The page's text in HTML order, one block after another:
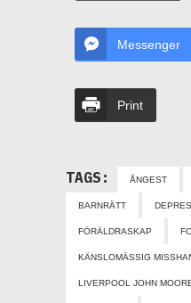
Messenger
Print
TAGS: ÅNGEST
BARNRÄTT
FÖRÄLDRASKAP
KÄNSLOMÄSSIG
LIVERPOOL JOHN